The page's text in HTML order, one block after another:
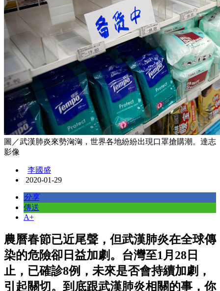
圖／武漢肺炎來勢洶洶，世界各地紛紛出現口罩搶購潮。達志
影像
李國盛
2020-01-29
分享
傳送
A+
農曆春節已近尾聲，但武漢肺炎在全球傳
染的危險卻日益加劇。台灣至1月28日
止，已確診8例，未來是否會持續加劇，
引起關切。到底跟武漢肺炎相關的事，你